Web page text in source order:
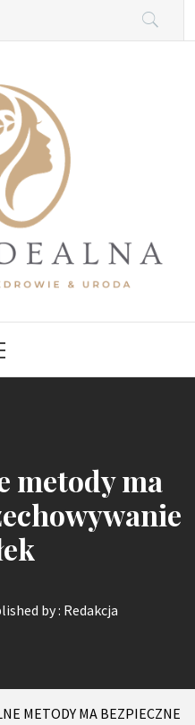
metody ma
by : Redakcja
METODY MA BEZPIECZNE